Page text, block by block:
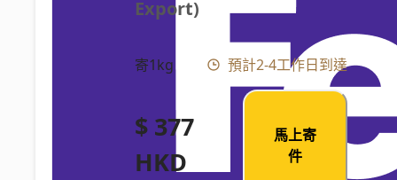
Export)
寄1kg 預計2-4工作日到達
$ 377
HKD
馬上寄
件